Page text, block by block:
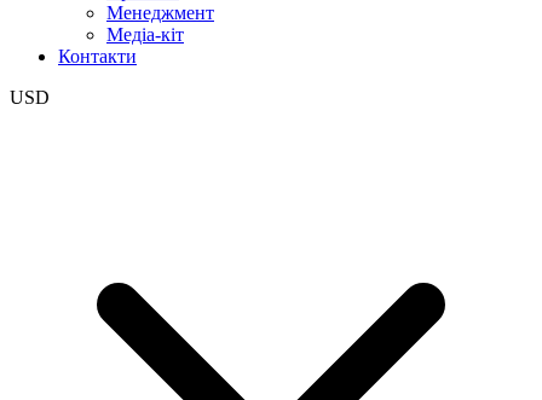
Менеджмент
Медіа-кіт
Контакти
USD